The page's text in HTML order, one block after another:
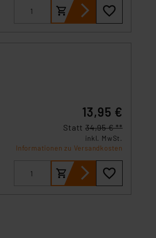
13,95 €
Statt 34,95 € **
inkl. MwSt.
Informationen zu Versandkosten